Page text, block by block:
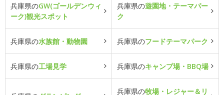
兵庫県のGW(ゴールデンウィ
ーク)観光スポット
兵庫県の遊園地・テーマパー
ク
兵庫県の水族館・動物園 兵庫県のフードテーマパーク
兵庫県の工場見学 兵庫県のキャンプ場・BBQ場
兵庫県の牧場・レジャー＆リ